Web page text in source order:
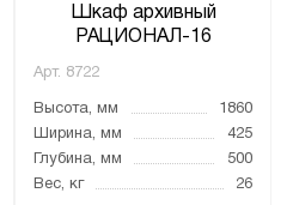
Шкаф архивный
РАЦИОНАЛ-16
Арт. 8722
Высота, мм
1860
Ширина, мм
425
Глубина, мм
500
Вес, кг
26